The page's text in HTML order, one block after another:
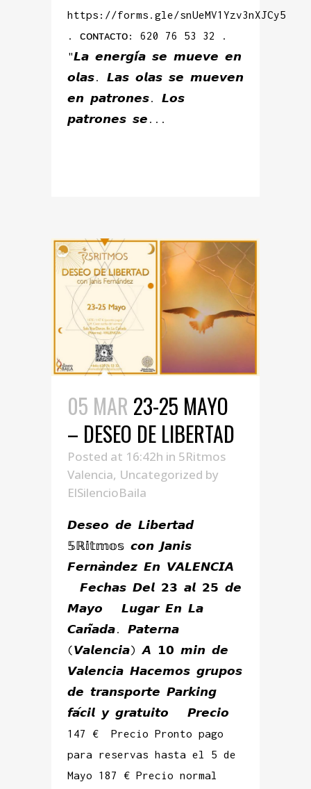
https://forms.gle/snUeMV1Yzv3nXJCy5
. ᴄᴏɴᴛᴀᴄᴛᴏ: 620 76 53 32 .
"𝙇𝙖 𝙚𝙣𝙚𝙧𝙜𝙞́𝙖 𝙨𝙚 𝙢𝙪𝙚𝙫𝙚 𝙚𝙣
𝙤𝙡𝙖𝙨. 𝙇𝙖𝙨 𝙤𝙡𝙖𝙨 𝙨𝙚 𝙢𝙪𝙚𝙫𝙚𝙣
𝙚𝙣 𝙥𝙖𝙩𝙧𝙤𝙣𝙚𝙨. 𝙇𝙤𝙨
𝙥𝙖𝙩𝙧𝙤𝙣𝙚𝙨 𝙨𝙚...
05 MAR 23-25 MAYO
– DESEO DE LIBERTAD
Posted at 16:42h in 5Ritmos
Valencia, Uncategorized by
ElSilencioBaila
𝘿𝙚𝙨𝙚𝙤 𝙙𝙚 𝙇𝙞𝙗𝙚𝙧𝙩𝙖𝙙
𝟝ℝ𝕚𝕥𝕞𝕠𝕤 𝙘𝙤𝙣 𝙅𝙖𝙣𝙞𝙨
𝙁𝙚𝙧𝙣𝙖̀𝙣𝙙𝙚𝙯 𝙀𝙣 𝙑𝘼𝙇𝙀𝙉𝘾𝙄𝘼
𝙁𝙚𝙘𝙝𝙖𝙨 𝘿𝙚𝙡 𝟮𝟯 𝙖𝙡 𝟮𝟱 𝙙𝙚
𝙈𝙖𝙮𝙤 𝙇𝙪𝙜𝙖𝙧 𝙀𝙣 𝙇𝙖
𝘾𝙖𝙣̃𝙖𝙙𝙖. 𝙋𝙖𝙩𝙚𝙧𝙣𝙖
(𝙑𝙖𝙡𝙚𝙣𝙘𝙞𝙖) 𝘼 𝟭𝟬 𝙢𝙞𝙣 𝙙𝙚
𝙑𝙖𝙡𝙚𝙣𝙘𝙞𝙖 𝙃𝙖𝙘𝙚𝙢𝙤𝙨 𝙜𝙧𝙪𝙥𝙤𝙨
𝙙𝙚 𝙩𝙧𝙖𝙣𝙨𝙥𝙤𝙧𝙩𝙚 𝙋𝙖𝙧𝙠𝙞𝙣𝙜
𝙛𝙖́𝙘𝙞𝙡 𝙮 𝙜𝙧𝙖𝙩𝙪𝙞𝙩𝙤 𝙋𝙧𝙚𝙘𝙞𝙤
147 € Precio Pronto pago
para reservas hasta el 5 de
Mayo 187 € Precio normal